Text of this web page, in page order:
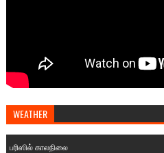
WEATHER
பரிஸில் காலநிலை